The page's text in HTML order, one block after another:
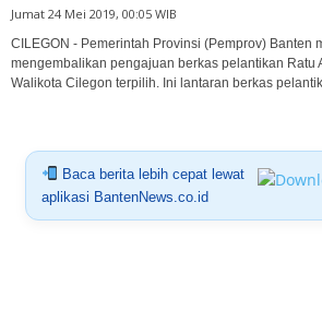
Jumat 24 Mei 2019, 00:05 WIB
CILEGON - Pemerintah Provinsi (Pemprov) Banten
mengembalikan pengajuan berkas pelantikan Ratu
Walikota Cilegon terpilih. Ini lantaran berkas
Baca berita lebih cepat lewat
aplikasi BantenNews.co.id